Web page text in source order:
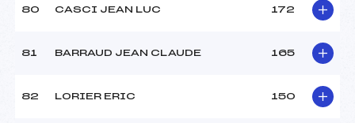
80 CASCI JEAN LUC 172
81 BARRAUD JEAN CLAUDE 165
82 LORIER ERIC 150